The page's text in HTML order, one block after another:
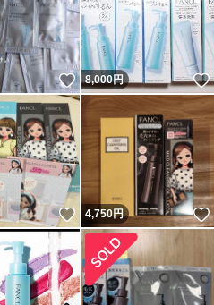
いいね！
8,000円
いいね！
4,750円